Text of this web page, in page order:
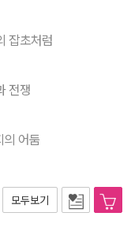
잡초처럼
전쟁
어둠
모두보기